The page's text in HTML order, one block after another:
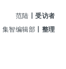
范陆 丨受访者
集智编辑部 丨整理